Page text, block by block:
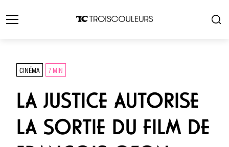
CINÉMA 7 MIN
LA JUSTICE AUTORISE
LA SORTIE DU FILM DE